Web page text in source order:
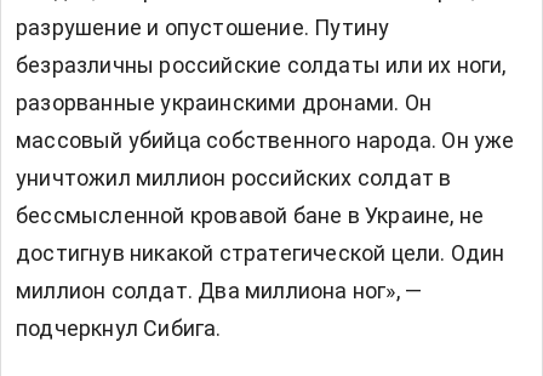
разрушение и опустошение. Путину
безразличны российские солдаты или их ноги,
разорванные украинскими дронами. Он
массовый убийца собственного народа. Он уже
уничтожил миллион российских солдат в
бессмысленной кровавой бане в Украине, не
достигнув никакой стратегической цели. Один
миллион солдат. Два миллиона ног», —
подчеркнул Сибига.